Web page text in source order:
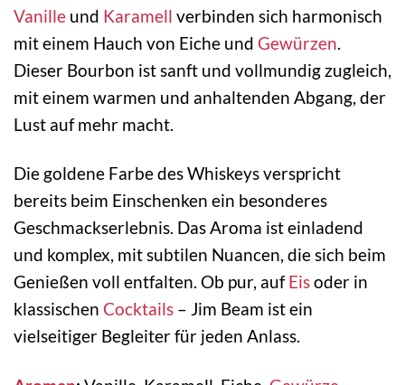
Vanille und Karamell verbinden sich harmonisch
mit einem Hauch von Eiche und Gewürzen
Dieser Bourbon ist sanft und vollmundig zugleich,
mit einem warmen und anhaltenden Abgang, der
Lust auf mehr macht.
Die goldene Farbe des Whiskeys verspricht
bereits beim Einschenken ein besonderes
Geschmackserlebnis. Das Aroma ist einladend
und komplex, mit subtilen Nuancen, die sich beim
Genießen voll entfalten. Ob pur, aufEisoder in
klassischen Cocktails – Jim Beam ist ein
vielseitiger Begleiter für jeden Anlass.